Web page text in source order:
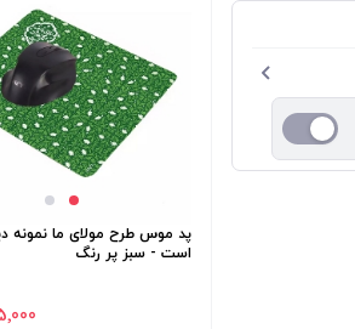
پد موس طرح مولای ما نمونه
است - سبز پر رنگ